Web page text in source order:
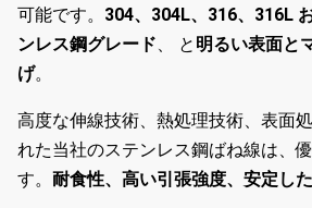
可能です。 304、304L、316、316L
ンレス鋼グレード、 と 明るい表面と
げ。
高度な伸線技術、熱処理技術、表面
れた当社のステンレス鋼ばね線は、
す。 耐食性、高い引張強度、安定し